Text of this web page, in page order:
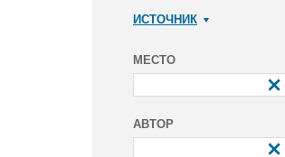
ИСТОЧНИК
МЕСТО
АВТОР